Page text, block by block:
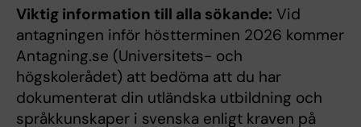
Viktig information till alla sökande: Vid
antagningen inför höstterminen 2026 kommer
Antagning.se (Universitets- och
högskolerådet) att bedöma att du har
dokumenterat din utländska utbildning och
språkkunskaper i svenska enligt kraven på